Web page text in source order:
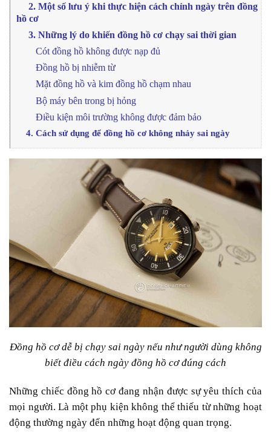
2. Một số lưu ý khi thực hiện cách chỉnh ngày trên đồng
hồ cơ
3. Những lý do khiến đồng hồ cơ chạy sai thời gian
Cót đồng hồ không được nạp đủ
Đồng hồ bị nhiễm từ
Mặt đồng hồ và kim đồng hồ chạm nhau
Bộ máy bên trong bị hỏng
Điều kiện môi trường không được đảm bảo
4. Cách sử dụng để đồng hồ cơ không nhảy sai ngày
Đồng hồ cơ dễ bị chạy sai ngày nếu như người dùng không
biết điều cách ngày đồng hồ cơ đúng cách
Những chiếc đồng hồ cơ đang nhận được sự yêu thích của
mọi người. Là một phụ kiện không thể thiếu từ những hoạt
động thường ngày đến những hoạt động quan trọng.